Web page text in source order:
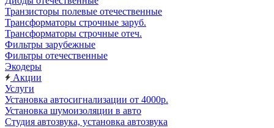
Транзисторы полевые отечественные
Трансформаторы строчные заруб.
Трансформаторы строчные отеч.
Фильтры зарубежные
Фильтры отечественные
Экодеры
Акции
Услуги
Установка автосигнализации от 4000р.
Установка шумоизоляции в авто
Студия автозвука, установка автозвука